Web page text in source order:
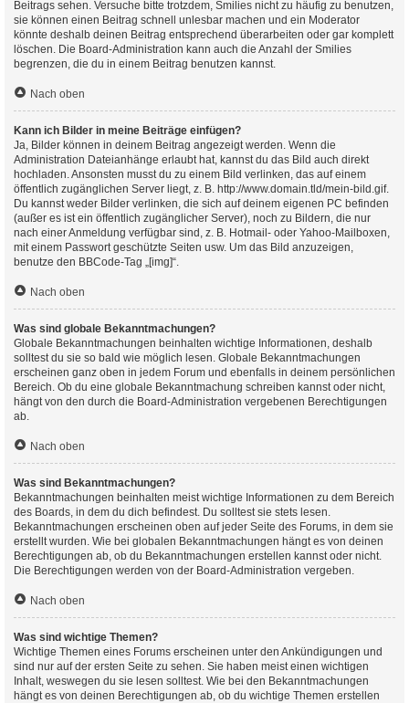
Beitrags sehen. Versuche bitte trotzdem, Smilies nicht zu häufig zu benutzen,
sie können einen Beitrag schnell unlesbar machen und ein Moderator
könnte deshalb deinen Beitrag entsprechend überarbeiten oder gar komplett
löschen. Die Board-Administration kann auch die Anzahl der Smilies
begrenzen, die du in einem Beitrag benutzen kannst.
Nach oben
Kann ich Bilder in meine Beiträge einfügen?
Ja, Bilder können in deinem Beitrag angezeigt werden. Wenn die
Administration Dateianhänge erlaubt hat, kannst du das Bild auch direkt
hochladen. Ansonsten musst du zu einem Bild verlinken, das auf einem
öffentlich zugänglichen Server liegt, z. B. http://www.domain.tld/mein-bild.gif.
Du kannst weder Bilder verlinken, die sich auf deinem eigenen PC befinden
(außer es ist ein öffentlich zugänglicher Server), noch zu Bildern, die nur
nach einer Anmeldung verfügbar sind, z. B. Hotmail- oder Yahoo-Mailboxen,
mit einem Passwort geschützte Seiten usw. Um das Bild anzuzeigen,
benutze den BBCode-Tag „[img]“.
Nach oben
Was sind globale Bekanntmachungen?
Globale Bekanntmachungen beinhalten wichtige Informationen, deshalb
solltest du sie so bald wie möglich lesen. Globale Bekanntmachungen
erscheinen ganz oben in jedem Forum und ebenfalls in deinem persönlichen
Bereich. Ob du eine globale Bekanntmachung schreiben kannst oder nicht,
hängt von den durch die Board-Administration vergebenen Berechtigungen
ab.
Nach oben
Was sind Bekanntmachungen?
Bekanntmachungen beinhalten meist wichtige Informationen zu dem Bereich
des Boards, in dem du dich befindest. Du solltest sie stets lesen.
Bekanntmachungen erscheinen oben auf jeder Seite des Forums, in dem sie
erstellt wurden. Wie bei globalen Bekanntmachungen hängt es von deinen
Berechtigungen ab, ob du Bekanntmachungen erstellen kannst oder nicht.
Die Berechtigungen werden von der Board-Administration vergeben.
Nach oben
Was sind wichtige Themen?
Wichtige Themen eines Forums erscheinen unter den Ankündigungen und
sind nur auf der ersten Seite zu sehen. Sie haben meist einen wichtigen
Inhalt, weswegen du sie lesen solltest. Wie bei den Bekanntmachungen
hängt es von deinen Berechtigungen ab, ob du wichtige Themen erstellen